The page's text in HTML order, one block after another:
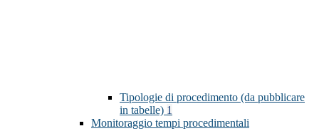
Tipologie di procedimento (da pubblicare
in tabelle) 1
Monitoraggio tempi procedimentali